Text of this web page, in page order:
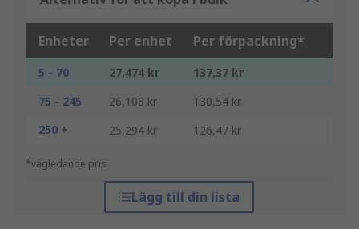
Enheter Per enhet Per förpackning*
5 - 70 27,474 kr
137,37 kr
75 - 245
26,108 kr
130,54 kr
250 +
25,294 kr 126,47 kr
*vägledande pris
Lägg till din lista